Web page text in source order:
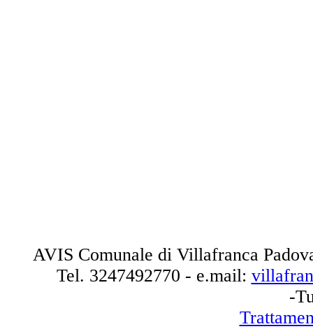
AVIS Comunale di Villafranca
Tel. 3247492770 - e.mail:
-